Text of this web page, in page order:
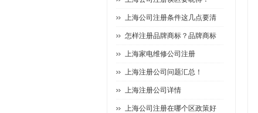
上海公司注册条件这几点要清
怎样注册品牌商标？品牌商标
上海家电维修公司注册
上海注册公司问题汇总！
上海注册公司详情
上海公司注册在哪个区政策好